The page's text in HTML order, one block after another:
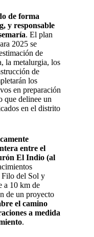
de forma
y responsable
. El plan
2025 se
de
la metalurgia, los
de
los
en preparación
que delinee un
en el distrito
entre el
El Indio (al
Filo del Sol y
a 10 km de
de un proyecto
el camino
a medida
.